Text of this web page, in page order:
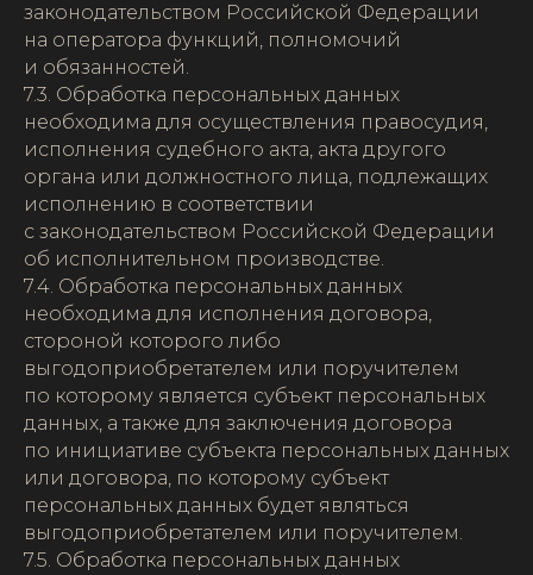
законодательством Российской Федерации
на оператора функций, полномочий
и обязанностей.
7.3. Обработка персональных данных
необходима для осуществления правосудия,
исполнения судебного акта, акта другого
органа или должностного лица, подлежащих
исполнению в соответствии
с законодательством Российской Федерации
об исполнительном производстве.
7.4. Обработка персональных данных
необходима для исполнения договора,
стороной которого либо
выгодоприобретателем или поручителем
по которому является субъект персональных
данных, а также для заключения договора
по инициативе субъекта персональных данных
или договора, по которому субъект
персональных данных будет являться
выгодоприобретателем или поручителем.
7.5. Обработка персональных данных